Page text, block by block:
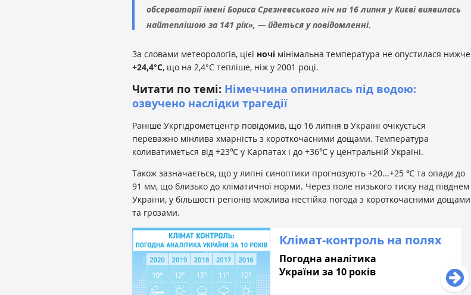
обсерваторії імені Бориса Срезневського ніч на 16 липня у Києві виявилась
найтеплішою за 141 рік», — йдеться у повідомленні.
За словами метеорологів, цієї ночі мінімальна температура не опустилася нижче
+24,4°С, що на 2,4°С тепліше, ніж у 2001 році.
Читати по темі: Німеччина опинилась під водою:
озвучено наслідки трагедії
Раніше Укргідрометцентр повідомив, що 16 липня в Україні очікується
переважно мінлива хмарність з короткочасними дощами. Температура
коливатиметься від +23℃ у Карпатах і до +36℃ у центральній Україні.
Також зазначається, що у липні синоптики прогнозують +20...+25 ℃ та опади до
91 мм, що близько до кліматичної норми. Через поле низького тиску над півднем
України, у більшості регіонів можлива нестійка погода з короткочасними дощами
та грозами.
Клімат-контроль на полях
Погодна аналітика
України за 10 років